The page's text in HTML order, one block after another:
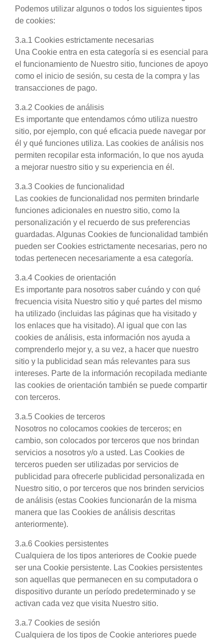
Podemos utilizar algunos o todos los siguientes tipos
de cookies:
3.a.1 Cookies estrictamente necesarias
Una Cookie entra en esta categoría si es esencial para
el funcionamiento de Nuestro sitio, funciones de apoyo
como el inicio de sesión, su cesta de la compra y las
transacciones de pago.
3.a.2 Cookies de análisis
Es importante que entendamos cómo utiliza nuestro
sitio, por ejemplo, con qué eficacia puede navegar por
él y qué funciones utiliza. Las cookies de análisis nos
permiten recopilar esta información, lo que nos ayuda
a mejorar nuestro sitio y su experiencia en él.
3.a.3 Cookies de funcionalidad
Las cookies de funcionalidad nos permiten brindarle
funciones adicionales en nuestro sitio, como la
personalización y el recuerdo de sus preferencias
guardadas. Algunas Cookies de funcionalidad también
pueden ser Cookies estrictamente necesarias, pero no
todas pertenecen necesariamente a esa categoría.
3.a.4 Cookies de orientación
Es importante para nosotros saber cuándo y con qué
frecuencia visita Nuestro sitio y qué partes del mismo
ha utilizado (incluidas las páginas que ha visitado y
los enlaces que ha visitado). Al igual que con las
cookies de análisis, esta información nos ayuda a
comprenderlo mejor y, a su vez, a hacer que nuestro
sitio y la publicidad sean más relevantes para sus
intereses. Parte de la información recopilada mediante
las cookies de orientación también se puede compartir
con terceros.
3.a.5 Cookies de terceros
Nosotros no colocamos cookies de terceros; en
cambio, son colocados por terceros que nos brindan
servicios a nosotros y/o a usted. Las Cookies de
terceros pueden ser utilizadas por servicios de
publicidad para ofrecerle publicidad personalizada en
Nuestro sitio, o por terceros que nos brinden servicios
de análisis (estas Cookies funcionarán de la misma
manera que las Cookies de análisis descritas
anteriormente).
3.a.6 Cookies persistentes
Cualquiera de los tipos anteriores de Cookie puede
ser una Cookie persistente. Las Cookies persistentes
son aquellas que permanecen en su computadora o
dispositivo durante un período predeterminado y se
activan cada vez que visita Nuestro sitio.
3.a.7 Cookies de sesión
Cualquiera de los tipos de Cookie anteriores puede